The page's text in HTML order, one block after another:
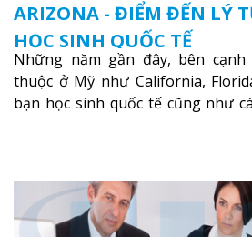
ARIZONA - ĐIỂM ĐẾN LÝ
HỌC SINH QUỐC TẾ
Những năm gần đây, bên
thuộc ở Mỹ như California,
bạn học sinh quốc tế cũng như